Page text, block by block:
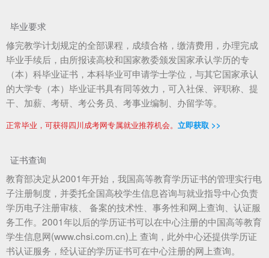
毕业要求
修完教学计划规定的全部课程，成绩合格，缴清费用，办理完成
毕业手续后，由所报读高校和国家教委颁发国家承认学历的专
（本）科毕业证书，本科毕业可申请学士学位，与其它国家承认
的大学专（本）毕业证书具有同等效力，可入社保、评职称、提
干、加薪、考研、考公务员、考事业编制、办留学等。
正常毕业，可获得四川成考网专属就业推荐机会。 立即获取 >>
证书查询
教育部决定从2001年开始，我国高等教育学历证书的管理实行电
子注册制度，并委托全国高校学生信息咨询与就业指导中心负责
学历电子注册审核、 备案的技术性、事务性和网上查询、认证服
务工作。2001年以后的学历证书可以在中心注册的中国高等教育
学生信息网(www.chsi.com.cn)上 查询，此外中心还提供学历证
书认证服务，经认证的学历证书可在中心注册的网上查询。